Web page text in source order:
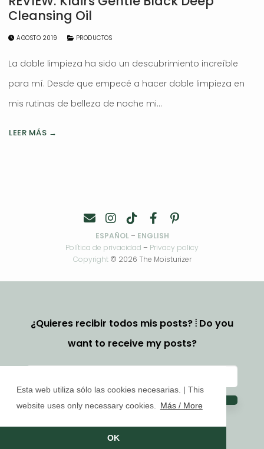
Esta web utiliza sólo las cookies necesarias. | This
website uses only necessary cookies.
Más / More
OK
Cleansing Oil
AGOSTO 2019 PRODUCTOS
La doble limpieza ha sido un descubrimiento increíble
para mí. Desde que empecé a hacer doble limpieza en
mis rutinas de belleza de noche mi…
LEER MÁS →
ESPAÑOL– ENGLISH
Política de privacidad – Privacy policy
Copyright© 2026 The Moisturizer
¿Quieres recibir todos mis posts? ⦙ Do you
want to receive my posts?